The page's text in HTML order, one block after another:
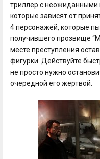
триллер с
которые зависят от
4 персонажей, которые
получившего прозвище
месте преступления
фигурки. Действуйте
не просто нужно
очередной его жертвой.